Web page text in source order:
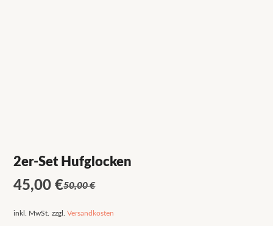
2er-Set Hufglocken
50,00€
Ursprünglicher
Preis
45,00€
Aktueller
Preis
inkl. MwSt. zzgl.Versandkosten